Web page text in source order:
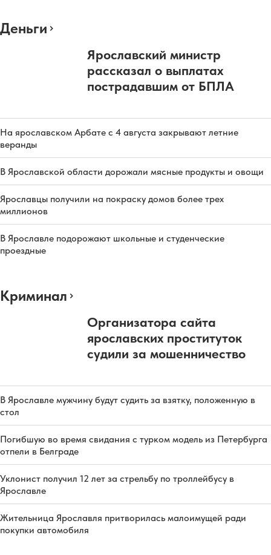
Деньги
Ярославский министр
рассказал о выплатах
пострадавшим от БПЛА
На ярославском Арбате с 4 августа закрывают летние
веранды
В Ярославской области дорожали мясные продукты и овощи
Ярославцы получили на покраску домов более трех
миллионов
В Ярославле подорожают школьные и студенческие
проездные
Криминал
Организатора сайта
ярославских проституток
судили за мошенничество
В Ярославле мужчину будут судить за взятку, положенную в
стол
Погибшую во время свидания с турком модель из Петербурга
отпели в Белграде
Уклонист получил 12 лет за стрельбу по троллейбусу в
Ярославле
Жительница Ярославля притворилась малоимущей ради
покупки автомобиля